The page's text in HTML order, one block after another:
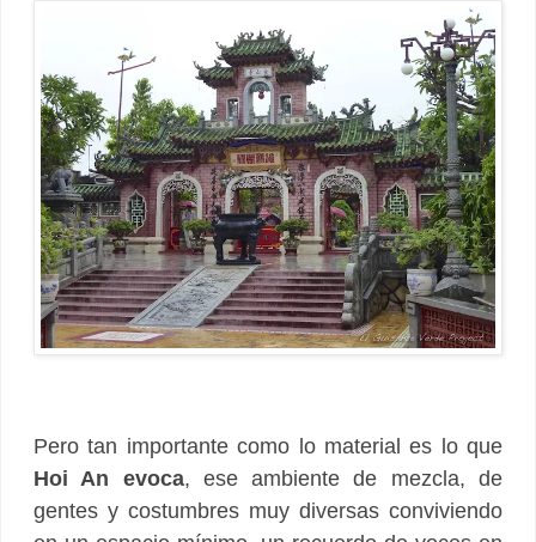
Pero tan importante como lo material es lo que
Hoi An evoca, ese ambiente de mezcla, de
gentes y costumbres muy diversas conviviendo